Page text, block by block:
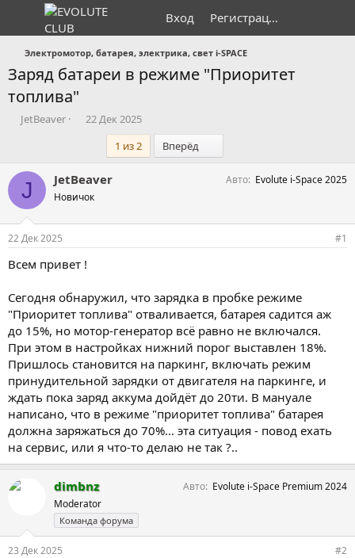
Вход Регистрация
Электромотор, батарея, электрика, свет i-SPACE
Заряд батареи в режиме "Приоритет
топлива"
А
р
м
ы
JetBeaver
Д
н
ч
а
22 Дек 2025
1 из 2
Вперёд
J JetBeaver
Новичок
Авто Evolute i-Space 2025
22 Дек 2025 #1
Всем привет !
Сегодня обнаружил, что зарядка в пробке режиме
"Приоритет топлива" отваливается, батарея садится аж
до 15%, но мотор-генератор всё равно не включался.
При этом в настройках нижний порог выставлен 18%.
Пришлось становится на паркинг, включать режим
принудительной зарядки от двигателя на паркинге, и
ждать пока заряд аккума дойдёт до 20ти. В мануале
написано, что в режиме "приоритет топлива" батарея
должна заряжаться до 70%... эта ситуация - повод ехать
на сервис, или я что-то делаю не так ?..
dimbnz
Moderator
Команда форума
Авто Evolute i-Space Premium 2024
23 Дек 2025 #2